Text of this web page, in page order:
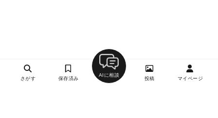
さがす 保存済み
AIに相談
投稿 マイページ